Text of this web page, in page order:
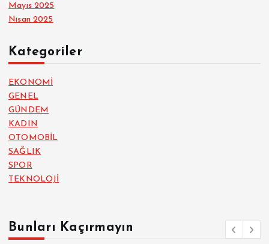
Mayıs 2025
Nisan 2025
Kategoriler
EKONOMİ
GENEL
GÜNDEM
KADIN
OTOMOBİL
SAĞLIK
SPOR
TEKNOLOJİ
Bunları Kaçırmayın